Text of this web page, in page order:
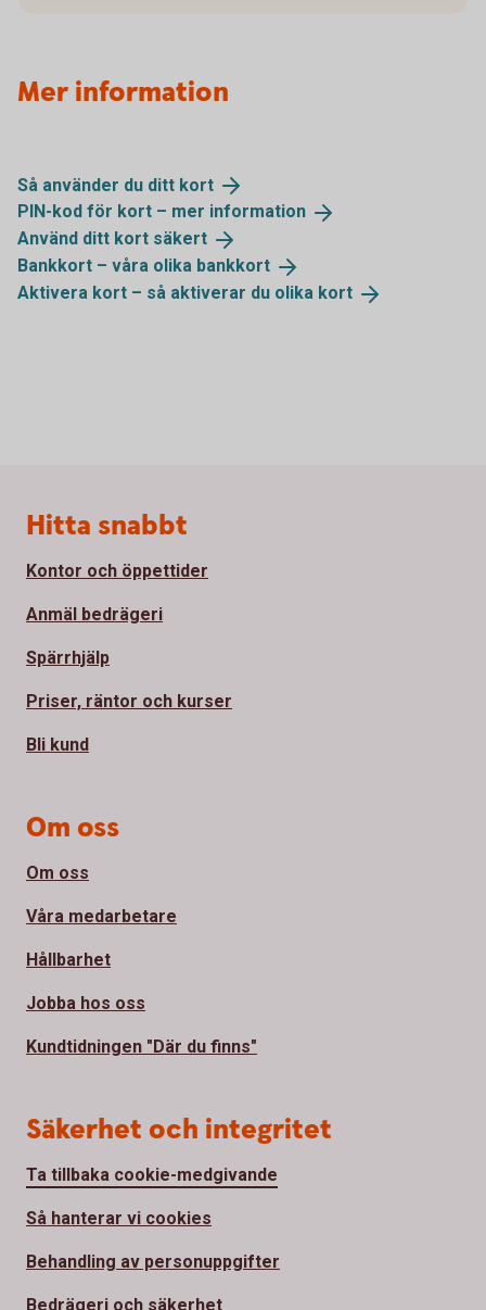
Mer information
Så använder du ditt kort
PIN-kod för kort – mer information
Använd ditt kort säkert
Bankkort – våra olika bankkort
Aktivera kort – så aktiverar du olika kort
Sidfot
Hitta snabbt
Kontor och öppettider
Anmäl bedrägeri
Spärrhjälp
Priser, räntor och kurser
Bli kund
Om oss
Om oss
Våra medarbetare
Hållbarhet
Jobba hos oss
Kundtidningen "Där du finns"
Säkerhet och integritet
Ta tillbaka cookie-medgivande
Så hanterar vi cookies
Behandling av personuppgifter
Bedrägeri och säkerhet